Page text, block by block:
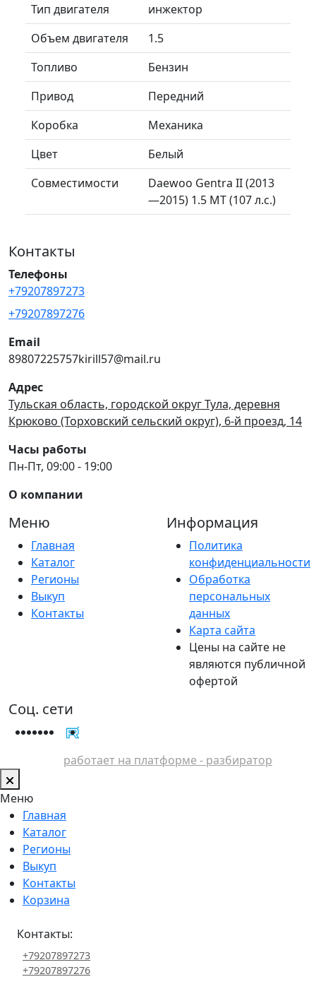
Тип двигателя
инжектор
Объем двигателя
1.5
Топливо
Бензин
Привод
Передний
Коробка
Механика
Цвет
Белый
Совместимости
Daewoo Gentra II (2013
—2015) 1.5 MT (107 л.с.)
Контакты
Телефоны
+79207897273
+79207897276
Email
89807225757kirill57@mail.ru
Адрес
Тульская область, городской округ Тула, деревня
Крюково (Торховский сельский округ), 6-й проезд, 14
Часы работы
Пн-Пт, 09:00 - 19:00
О компании
Меню
Главная
Каталог
Регионы
Выкуп
Контакты
Информация
Политика
конфиденциальности
Обработка
персональных
данных
Карта сайта
Цены на сайте не
являются публичной
офертой
Соц. сети
работает на платформе - разбиратор
Меню
Главная
Каталог
Регионы
Выкуп
Контакты
Корзина
Контакты:
+79207897273
+79207897276